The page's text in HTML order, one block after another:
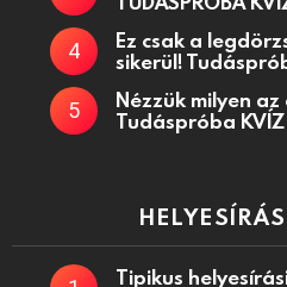
Ez csak a
sikerül!
Nézzük milyen
Tudáspróba KVÍZ
Tipikus